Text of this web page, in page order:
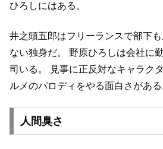
ひろしにはある。
井之頭五郎はフリーランスで部下
ない独身だ。
野原ひろしは会社に
司いる。
見事に正反対なキャラク
ルメのパロディをやる面白さがある
人間臭さ